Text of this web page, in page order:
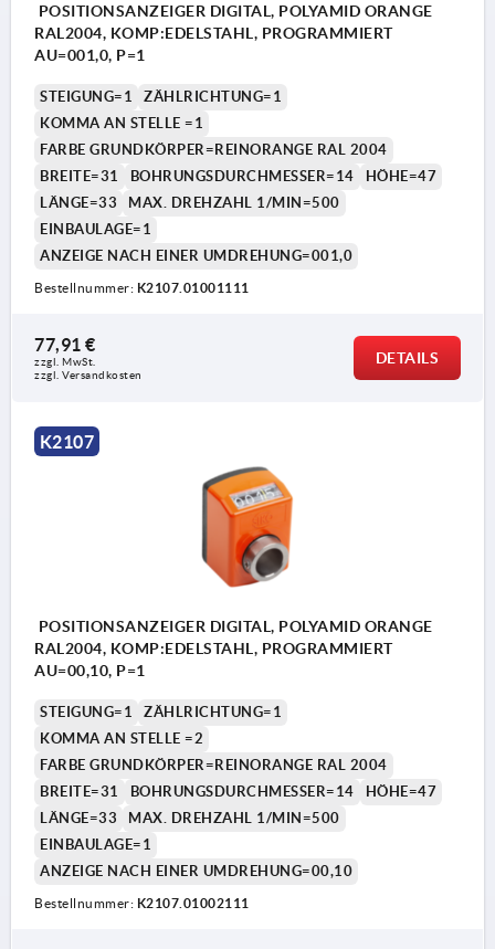
POSITIONSANZEIGER DIGITAL, POLYAMID ORANGE
RAL2004, KOMP:EDELSTAHL, PROGRAMMIERT
AU=001,0, P=1
STEIGUNG=1
ZÄHLRICHTUNG=1
KOMMA AN STELLE =1
FARBE GRUNDKÖRPER=REINORANGE RAL 2004
BREITE=31
BOHRUNGSDURCHMESSER=14
HÖHE=47
LÄNGE=33
MAX. DREHZAHL 1/MIN=500
EINBAULAGE=1
ANZEIGE NACH EINER UMDREHUNG=001,0
Bestellnummer: K2107.01001111
77,91 €
zzgl. MwSt.
zzgl. Versandkosten
DETAILS
K2107
POSITIONSANZEIGER DIGITAL, POLYAMID ORANGE
RAL2004, KOMP:EDELSTAHL, PROGRAMMIERT
AU=00,10, P=1
STEIGUNG=1
ZÄHLRICHTUNG=1
KOMMA AN STELLE =2
FARBE GRUNDKÖRPER=REINORANGE RAL 2004
BREITE=31
BOHRUNGSDURCHMESSER=14
HÖHE=47
LÄNGE=33
MAX. DREHZAHL 1/MIN=500
EINBAULAGE=1
ANZEIGE NACH EINER UMDREHUNG=00,10
Bestellnummer: K2107.01002111